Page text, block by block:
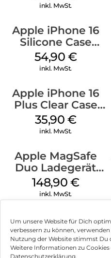
Um unsere Website für Dich
verbessern zu können,
Nutzung der Website stimmst Du
Weitere Informationen zu
Datenschutzerklärung.
inkl. MwSt.
Apple iPhone 16
Silicone Case
MagSafe Lake
Green
54,90 €
inkl. MwSt.
Apple iPhone 16
Plus Clear Case
MagSafe
Transparent
35,90 €
inkl. MwSt.
Apple MagSafe
Duo Ladegerät
Weiß
148,90 €
inkl. MwSt.
Impressum